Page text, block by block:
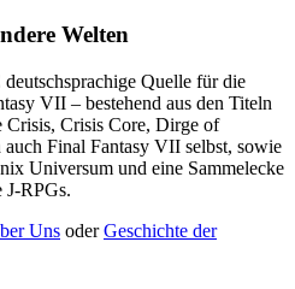
Welten
Quelle für die
VII – bestehend aus den Titeln
Crisis Core, Dirge of
Final Fantasy VII selbst, sowie
Universum und eine Sammelecke
J-RPGs.
Uns oderGeschichte der